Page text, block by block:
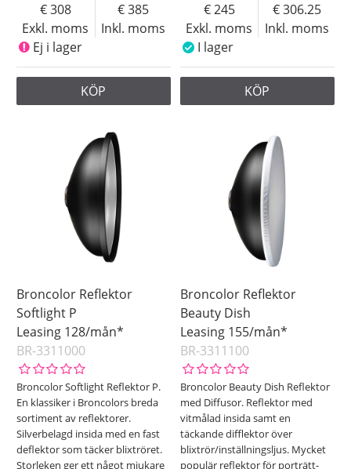
Exkl. moms
308
Inkl. moms
385
Ej i lager
KÖP
Exkl. moms
245
Inkl. moms
306.25
I lager
KÖP
Broncolor Reflektor
Softlight P
Leasing 128/mån*
BR-3311000
Broncolor Softlight Reflektor P.
En klassiker i Broncolors breda
sortiment av reflektorer.
Silverbelagd insida med en fast
deflektor som täcker blixtröret.
Storleken ger ett något mjukare
Broncolor Reflektor
Beauty Dish
Leasing 155/mån*
BR-3311100
Broncolor Beauty Dish Reflektor
med Diffusor. Reflektor med
vitmålad insida samt en
täckande difflektor över
blixtrör/inställningsljus. Mycket
populär reflektor för porträtt-